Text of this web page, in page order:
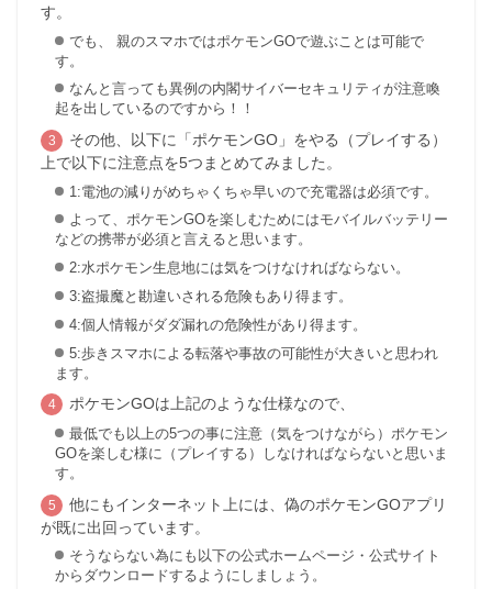
す。
でも、 親のスマホではポケモンGOで遊ぶことは可能で
す。
なんと言っても異例の内閣サイバーセキュリティが注意喚
起を出しているのですから！！
その他、以下に「ポケモンGO」をやる（プレイする）
上で以下に注意点を5つまとめてみました。
1:電池の減りがめちゃくちゃ早いので充電器は必須です。
よって、ポケモンGOを楽しむためにはモバイルバッテリー
などの携帯が必須と言えると思います。
2:水ポケモン生息地には気をつけなければならない。
3:盗撮魔と勘違いされる危険もあり得ます。
4:個人情報がダダ漏れの危険性があり得ます。
5:歩きスマホによる転落や事故の可能性が大きいと思われ
ます。
ポケモンGOは上記のような仕様なので、
最低でも以上の5つの事に注意（気をつけながら）ポケモン
GOを楽しむ様に（プレイする）しなければならないと思いま
す。
他にもインターネット上には、偽のポケモンGOアプリ
が既に出回っています。
そうならない為にも以下の公式ホームページ・公式サイト
からダウンロードするようにしましょう。